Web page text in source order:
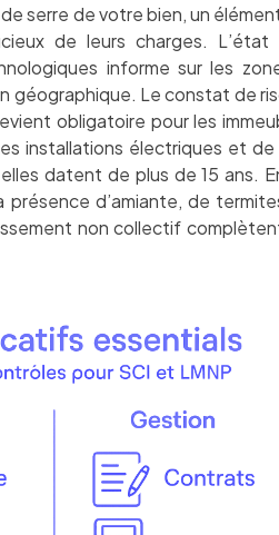
serre de votre bien, un
de leurs charges. L’état
informe sur les
géographique. Le constat de
obligatoire pour les
installations électriques et de
datent de plus de 15 ans.
présence d’amiante, de
non collectif